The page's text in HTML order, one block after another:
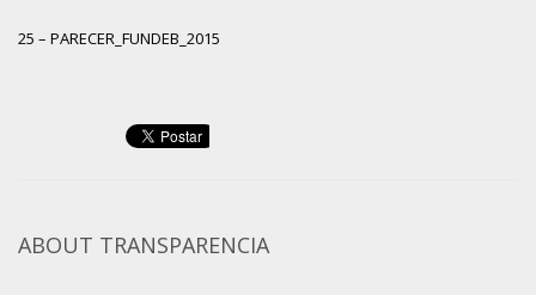
25 – PARECER_FUNDEB_2015
ABOUT TRANSPARENCIA